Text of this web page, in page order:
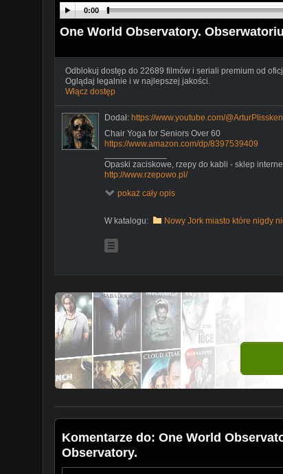
0:00
One World Observatory.
Odblokuj dostęp do 22689 filmów i seriali premium od
Oglądaj legalnie i w najlepszej jakości.
Włącz dostęp
Dodał: https://www.youtube.com/@ArturPlissken
Chair Yoga for Seniors Over 60
https://www.amazon.com/dp/8397539409
Opaski zaciskowe, rzepy do kabli - sklep
http://www.rzepowo.pl/
Ski klettband:
____________
pokaż cały opis
W katalogu: Nowy Jork miasto które nigdy
Komentarze do: One World
Observatory.